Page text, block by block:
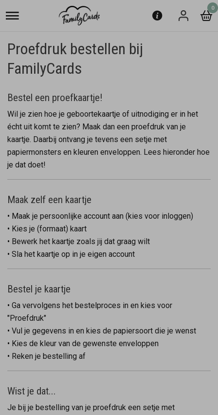
0
Proefdruk bestellen bij
FamilyCards
Bestel een proefkaartje!
Wil je zien hoe je geboortekaartje of uitnodiging er in het
écht uit komt te zien? Maak dan een proefdruk van je
kaartje. Daarbij ontvang je tevens een setje met
papiermonsters en kleuren enveloppen. Lees hieronder hoe
je dat doet!
Maak zelf een kaartje
• Maak je persoonlijke account aan (kies voor inloggen)
• Kies je (formaat) kaart
• Bewerk het kaartje zoals jij dat graag wilt
• Sla het kaartje op in je eigen account
Bestel je kaartje
• Ga vervolgens het bestelproces in en kies voor
"Proefdruk"
• Vul je gegevens in en kies de papiersoort die je wenst
• Kies de kleur van de gewenste enveloppen
• Reken je bestelling af
Wist je dat...
Je bij je bestelling van je proefdruk een setje met